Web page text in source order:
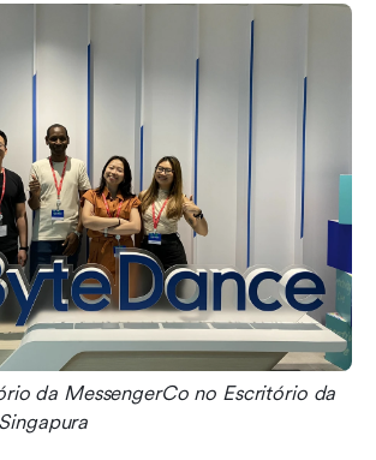
da MessengerCo no Escritório da